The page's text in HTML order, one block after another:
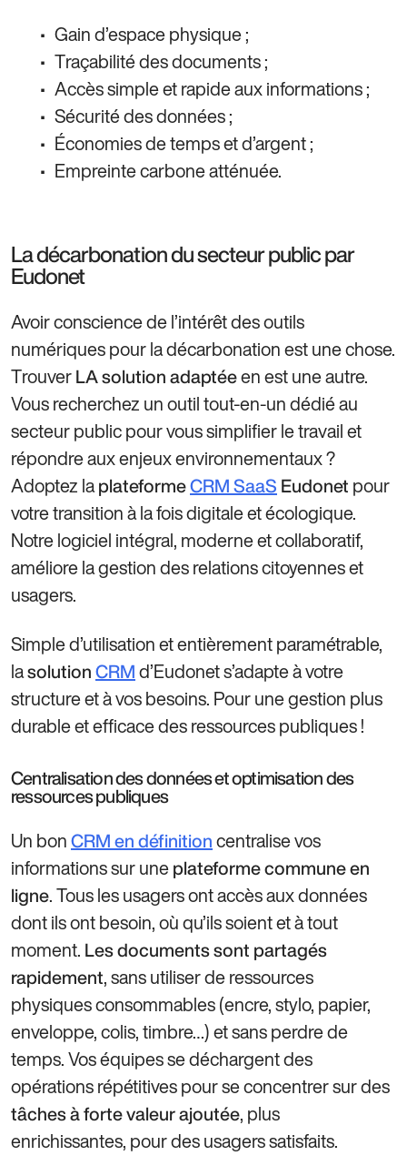
Gain d’espace physique ;
Traçabilité des documents ;
Accès simple et rapide aux informations ;
Sécurité des données ;
Économies de temps et d’argent ;
Empreinte carbone atténuée.
La décarbonation du secteur public par
Eudonet
Avoir conscience de l’intérêt des outils
numériques pour la décarbonation est une chose.
Trouver LA solution adaptéeen est une autre.
Vous recherchez un outil tout-en-un dédié au
secteur public pour vous simplifier le travail et
répondre aux enjeux environnementaux ?
Adoptez laplateformeCRM SaaS Eudonet pour
votre transition à la fois digitale et écologique.
Notre logiciel intégral, moderne et collaboratif,
améliore la gestion des relations citoyennes et
usagers.
Simple d’utilisation et entièrement paramétrable,
lasolution CRM d’Eudonet s’adapte à votre
structure et à vos besoins. Pour une gestion plus
durable et efficace des ressources publiques !
Centralisation des données et optimisation des
ressources publiques
Un bon CRM en définition centralise vos
informations sur une plateforme commune en
ligne. Tous les usagers ont accès aux données
dont ils ont besoin, où qu’ils soient et à tout
moment. Les documents sont partagés
rapidement, sans utiliser de ressources
physiques consommables (encre, stylo, papier,
enveloppe, colis, timbre…) et sans perdre de
temps. Vos équipes se déchargent des
opérations répétitives pour se concentrer sur des
tâches à forte valeur ajoutée, plus
enrichissantes, pour des usagers satisfaits.